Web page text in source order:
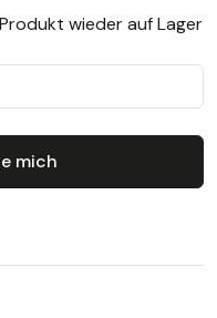
wieder auf Lager
mich